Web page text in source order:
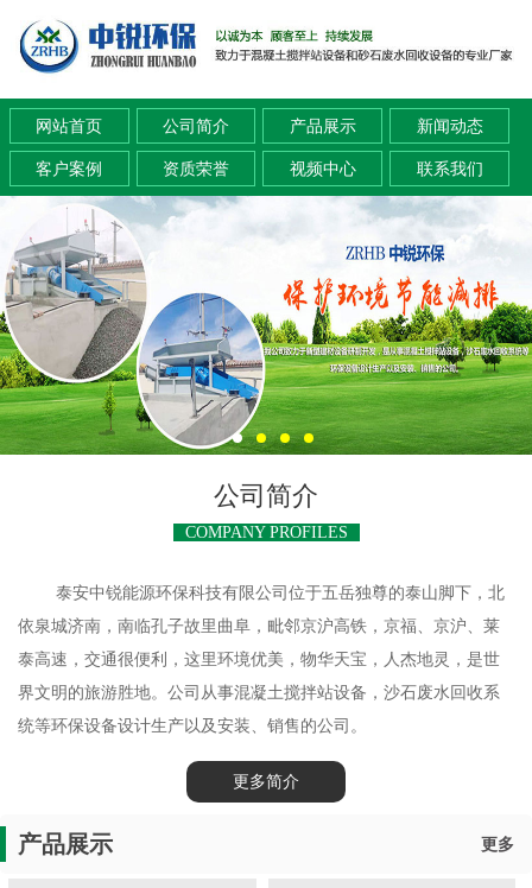
网站首页 公司简介 产品展示 新闻动态
客户案例 资质荣誉 视频中心 联系我们
公司简介
COMPANY PROFILES
泰安中锐能源环保科技有限公司位于五岳独尊的泰山脚下，北
依泉城济南，南临孔子故里曲阜，毗邻京沪高铁，京福、京沪、莱
泰高速，交通很便利，这里环境优美，物华天宝，人杰地灵，是世
界文明的旅游胜地。公司从事混凝土搅拌站设备，沙石废水回收系
统等环保设备设计生产以及安装、销售的公司。
更多简介
产品展示 更多